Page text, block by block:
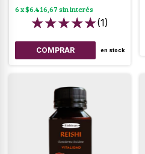
6x$6.416,67sin interés
(1)
en stock